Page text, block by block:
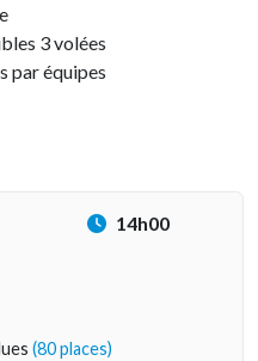
3 volées
par équipes
14h00
(80 places)